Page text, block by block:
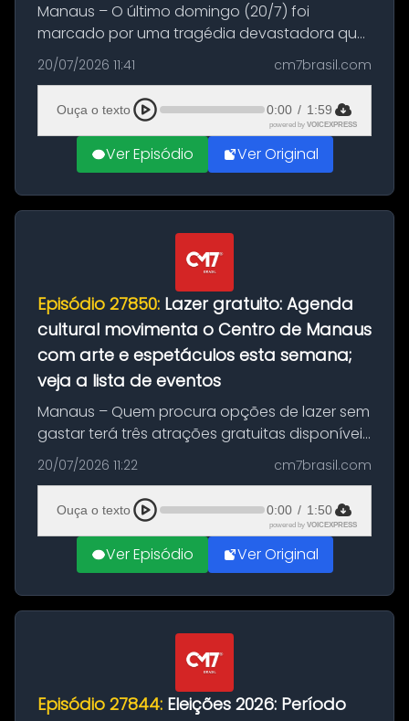
Manaus – O último domingo (20/7) foi
marcado por uma tragédia devastadora que
resultou na morte precoce de dois jovens na
BR-174, na zona rural de Manaus. Um passeio
com destino a um típico café regio...
20/07/2026 11:41 cm7brasil.com
Ouça o texto 0:00 / 1:59
powered by VOICEXPRESS
Ver Episódio Ver Original
Episódio 27850: Lazer gratuito: Agenda
cultural movimenta o Centro de Manaus
com arte e espetáculos esta semana;
veja a lista de eventos
Manaus – Quem procura opções de lazer sem
gastar terá três atrações gratuitas disponíveis
entre esta segunda-feira (20) e quinta-feira
(23). A programação inclui uma exposição
dedicada à história das ...
20/07/2026 11:22 cm7brasil.com
Ouça o texto 0:00 / 1:50
powered by VOICEXPRESS
Ver Episódio Ver Original
Episódio 27844: Eleições 2026: Período